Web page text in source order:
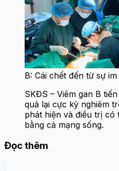
B: Cái chết đến từ sự
SKĐS – Viêm gan B
quả lại cực kỳ nghiêm
phát hiện và điều trị có
bằng cả mạng sống.
Đọc thêm